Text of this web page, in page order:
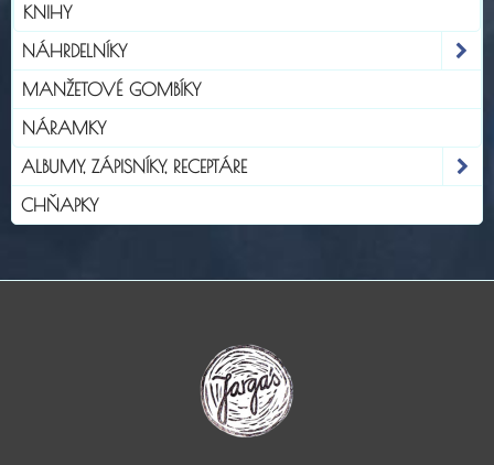
KNIHY
NÁHRDELNÍKY
MANŽETOVÉ GOMBÍKY
NÁRAMKY
ALBUMY, ZÁPISNÍKY, RECEPTÁRE
CHŇAPKY